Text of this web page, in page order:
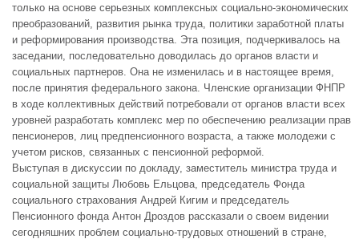
только на основе серьезных комплексных социально-экономических
преобразований, развития рынка труда, политики заработной платы
и реформирования производства. Эта позиция, подчеркивалось на
заседании, последовательно доводилась до органов власти и
социальных партнеров. Она не изменилась и в настоящее время,
после принятия федерального закона. Членские организации ФНПР
в ходе коллективных действий потребовали от органов власти всех
уровней разработать комплекс мер по обеспечению реализации прав
пенсионеров, лиц предпенсионного возраста, а также молодежи с
учетом рисков, связанных с пенсионной реформой.
Выступая в дискуссии по докладу, заместитель министра труда и
социальной защиты Любовь Ельцова, председатель Фонда
социального страхования Андрей Кигим и председатель
Пенсионного фонда Антон Дроздов рассказали о своем видении
сегодняшних проблем социально-трудовых отношений в стране,